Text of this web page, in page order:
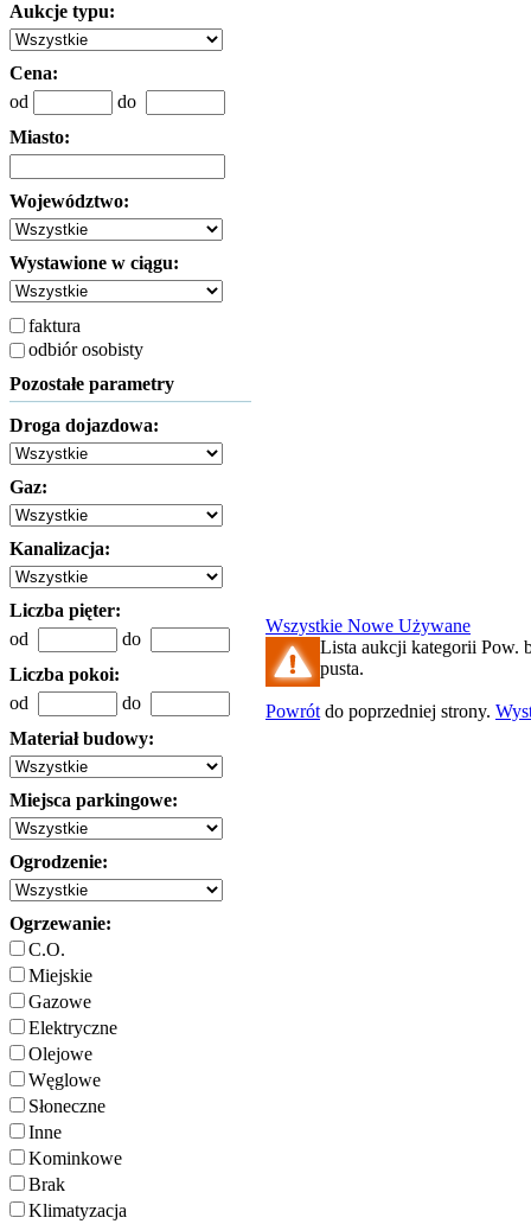
Aukcje typu:
Cena:
od
do
Miasto:
Województwo:
Wystawione w ciągu:
faktura
odbiór osobisty
Pozostałe parametry
Droga dojazdowa:
Gaz:
Kanalizacja:
Liczba pięter:
od
do
Liczba pokoi:
od
do
Materiał budowy:
Miejsca parkingowe:
Ogrodzenie:
Ogrzewanie:
C.O.
Miejskie
Gazowe
Elektryczne
Olejowe
Węglowe
Słoneczne
Inne
Kominkowe
Brak
Klimatyzacja
Wszystkie Nowe Używane
Lista aukcji kategorii Pow.
pusta.
Powrót do poprzedniej strony.